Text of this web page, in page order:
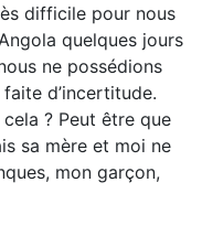
difficile pour nous
quelques jours
ne possédions
d’incertitude.
? Peut être que
sa mère et moi ne
mon garçon,